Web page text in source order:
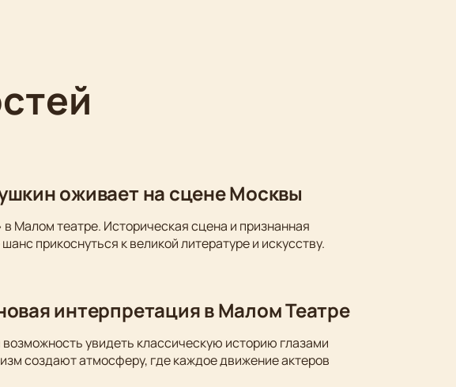
оживает на сцене Москвы
Малом театре. Историческая сцена и признанная
прикоснуться к великой литературе и искусству.
интерпретация в Малом Театре
увидеть классическую историю глазами
создают атмосферу, где каждое движение актеров